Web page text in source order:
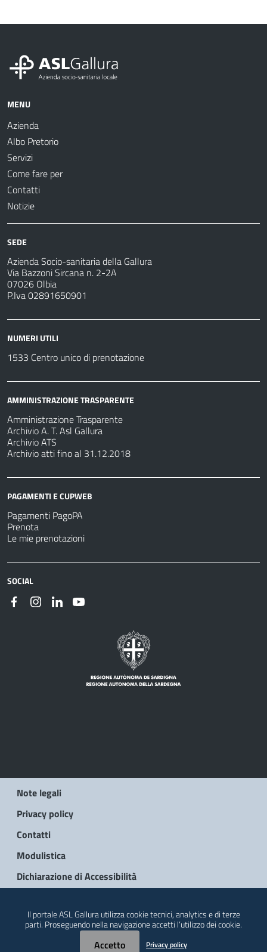
MENU
Azienda
Albo Pretorio
Servizi
Come fare per
Contatti
Notizie
SEDE
Azienda Socio-sanitaria della Gallura
Via Bazzoni Sircana n. 2-2A
07026 Olbia
P.Iva 02891650901
NUMERI UTILI
1533 Centro unico di prenotazione
AMMINISTRAZIONE TRASPARENTE
Amministrazione Trasparente
Archivio A. T. Asl Gallura
Archivio ATS
Archivio atti fino al 31.12.2018
PAGAMENTI E CUPWEB
Pagamenti PagoPA
Prenota
Le mie prenotazioni
SOCIAL
Note legali
Privacy policy
Contatti
Modulistica
Dichiarazione di Accessibilità
Il portale ASL Gallura utilizza cookie tecnici, analytics e di terze
parti. Proseguendo nella navigazione accetti l’utilizzo dei cookie.
Accetto Privacy policy